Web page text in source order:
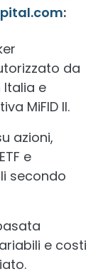
:
da
Italia e
MiFID II.
azioni,
e
secondo
e costi